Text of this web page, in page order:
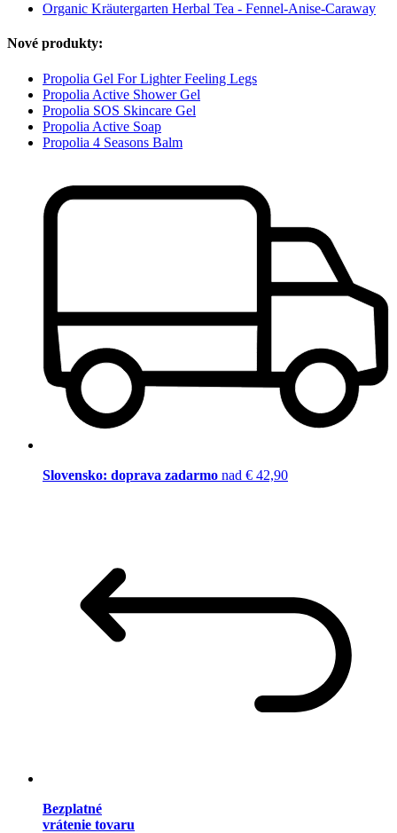
Organic Kräutergarten Herbal Tea - Fennel-Anise-Caraway
Nové produkty:
Propolia Gel For Lighter Feeling Legs
Propolia Active Shower Gel
Propolia SOS Skincare Gel
Propolia Active Soap
Propolia 4 Seasons Balm
Slovensko: doprava zadarmo nad € 42,90
Bezplatné
vrátenie tovaru